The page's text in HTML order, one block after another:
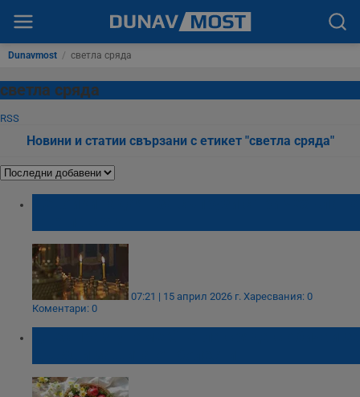
Dunavmost / светла сряда
светла сряда
RSS
Новини и статии свързани с етикет "светла сряда"
07:21 | 15 април 2026 г. Харесвания: 0
Коментари: 0